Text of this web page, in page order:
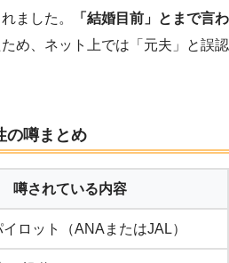
ました。
「結婚目前」とまで言わ
め、ネット上では「元夫」と誤認
の噂まとめ
噂されている内容
ロット（ANAまたはJAL）